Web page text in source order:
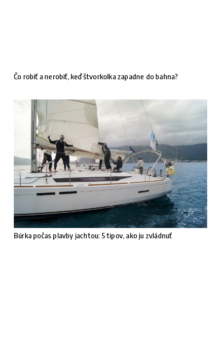
Čo robiť a nerobiť, keď štvorkolka zapadne do bahna?
Búrka počas plavby jachtou: 5 tipov, ako ju zvládnuť